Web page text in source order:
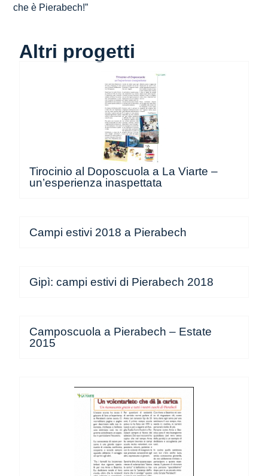
che è Pierabech!”
Altri progetti
Tirocinio al Doposcuola a La Viarte –
un’esperienza inaspettata
Campi estivi 2018 a Pierabech
Gipì: campi estivi di Pierabech 2018
Camposcuola a Pierabech – Estate
2015